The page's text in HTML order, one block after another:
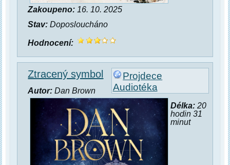
Zakoupeno: 16. 10. 2025
Stav: Doposloucháno
Hodnocení:
Projdece
Audiotéka
Ztracený symbol
Autor: Dan Brown
Délka:20
hodin 31
minut